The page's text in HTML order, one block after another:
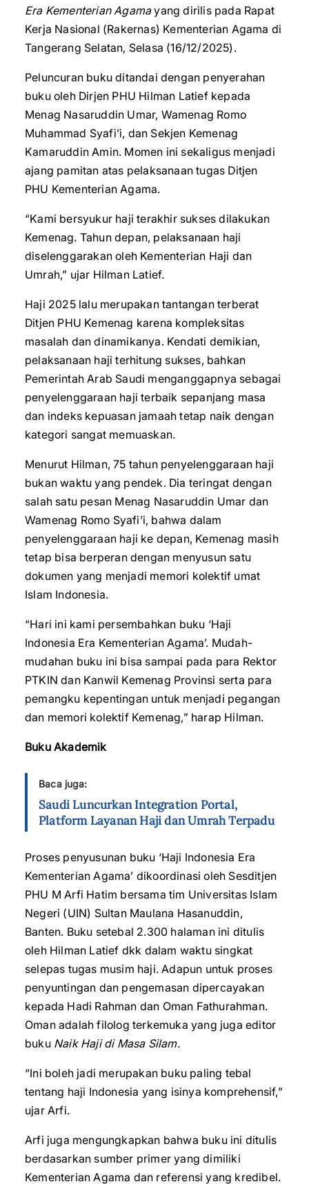
Era Kementerian Agamayang dirilis pada Rapat
Kerja Nasional (Rakernas) Kementerian Agama di
Tangerang Selatan, Selasa (16/12/2025).
Peluncuran buku ditandai dengan penyerahan
buku oleh Dirjen PHU Hilman Latief kepada
Menag Nasaruddin Umar, Wamenag Romo
Muhammad Syafi’i, dan Sekjen Kemenag
Kamaruddin Amin. Momen ini sekaligus menjadi
ajang pamitan atas pelaksanaan tugas Ditjen
PHU Kementerian Agama.
“Kami bersyukur haji terakhir sukses dilakukan
Kemenag. Tahun depan, pelaksanaan haji
diselenggarakan oleh Kementerian Haji dan
Umrah,” ujar Hilman Latief.
Haji 2025 lalu merupakan tantangan terberat
Ditjen PHU Kemenag karena kompleksitas
masalah dan dinamikanya. Kendati demikian,
pelaksanaan haji terhitung sukses, bahkan
Pemerintah Arab Saudi menganggapnya sebagai
penyelenggaraan haji terbaik sepanjang masa
dan indeks kepuasan jamaah tetap naik dengan
kategori sangat memuaskan.
Menurut Hilman, 75 tahun penyelenggaraan haji
bukan waktu yang pendek. Dia teringat dengan
salah satu pesan Menag Nasaruddin Umar dan
Wamenag Romo Syafi’i, bahwa dalam
penyelenggaraan haji ke depan, Kemenag masih
tetap bisa berperan dengan menyusun satu
dokumen yang menjadi memori kolektif umat
Islam Indonesia.
“Hari ini kami persembahkan buku ‘Haji
Indonesia Era Kementerian Agama’. Mudah-
mudahan buku ini bisa sampai pada para Rektor
PTKIN dan Kanwil Kemenag Provinsi serta para
pemangku kepentingan untuk menjadi pegangan
dan memori kolektif Kemenag,” harap Hilman.
Buku Akademik
Baca juga:
Saudi Luncurkan Integration Portal,
Platform Layanan Haji dan Umrah Terpadu
Proses penyusunan buku ‘Haji Indonesia Era
Kementerian Agama’ dikoordinasi oleh Sesditjen
PHU M Arfi Hatim bersama tim Universitas Islam
Negeri (UIN) Sultan Maulana Hasanuddin,
Banten. Buku setebal 2.300 halaman ini ditulis
oleh Hilman Latief dkk dalam waktu singkat
selepas tugas musim haji. Adapun untuk proses
penyuntingan dan pengemasan dipercayakan
kepada Hadi Rahman dan Oman Fathurahman.
Oman adalah filolog terkemuka yang juga editor
buku Naik Haji di Masa Silam.
“Ini boleh jadi merupakan buku paling tebal
tentang haji Indonesia yang isinya komprehensif,”
ujar Arfi.
Arfi juga mengungkapkan bahwa buku ini ditulis
berdasarkan sumber primer yang dimiliki
Kementerian Agama dan referensi yang kredibel.